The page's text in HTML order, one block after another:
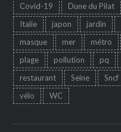
Covid-19
Dune du Pilat
Italie
japon jardin
masque
mer métro
plage
pollution pq
restaurant
Seine Sncf
vélo
WC